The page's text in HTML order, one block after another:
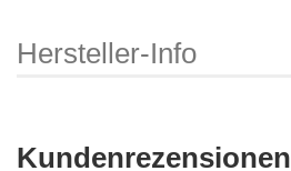
Hersteller-Info
Kundenrezensionen